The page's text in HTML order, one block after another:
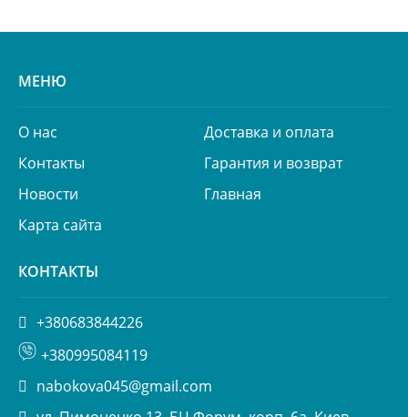
МЕНЮ
О нас
Доставка и оплата
Контакты
Гарантия и возврат
Новости
Главная
Карта сайта
КОНТАКТЫ
+380683844226
+380995084119
nabokova045@gmail.com